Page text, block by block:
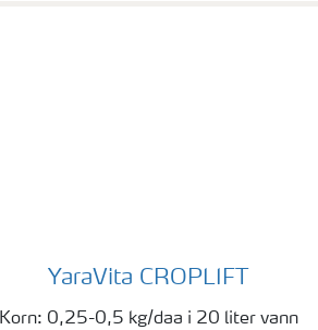
YaraVita CROPLIFT
Korn: 0,25-0,5 kg/daa i 20 liter vann